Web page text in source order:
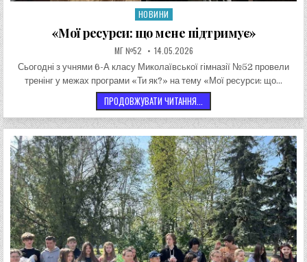
Опублікувати в
НОВИНИ
«Мої ресурси: що мене підтримує»
АВТОР:
МГ №52 ДАТА ЗАПИСИ:
14.05.2026
Сьогодні з учнями 6-А класу Миколаївської гімназії №52 провели
тренінг у межах програми «Ти як?» на тему «Мої ресурси: що…
ПРОДОВЖУВАТИ ЧИТАННЯ... «МОЇ РЕСУРСИ: ЩО МЕНЕ